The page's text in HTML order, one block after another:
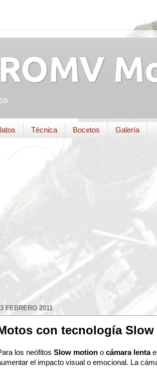
Técnica Bocetos Galería
FEBRERO 2011
con tecnología
los neófitos Slow motion o cámara lenta
el impacto visual o emocional. La